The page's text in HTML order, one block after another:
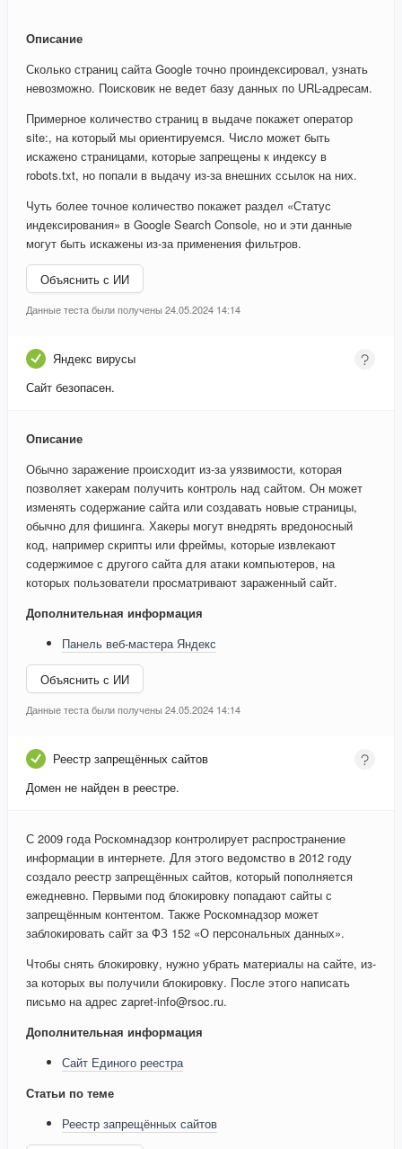
Описание
Сколько страниц сайта Google точно проиндексировал, узнать
невозможно. Поисковик не ведет базу данных по URL-адресам.
Примерное количество страниц в выдаче покажет оператор
site:, на который мы ориентируемся. Число может быть
искажено страницами, которые запрещены к индексу в
robots.txt, но попали в выдачу из-за внешних ссылок на них.
Чуть более точное количество покажет раздел «Статус
индексирования» в Google Search Console, но и эти данные
могут быть искажены из-за применения фильтров.
Объяснить с ИИ
Данные теста были получены 24.05.2024 14:14
Яндекс вирусы
Сайт безопасен.
Описание
Обычно заражение происходит из-за уязвимости, которая
позволяет хакерам получить контроль над сайтом. Он может
изменять содержание сайта или создавать новые страницы,
обычно для фишинга. Хакеры могут внедрять вредоносный
код, например скрипты или фреймы, которые извлекают
содержимое с другого сайта для атаки компьютеров, на
которых пользователи просматривают зараженный сайт.
Дополнительная информация
Панель веб-мастера Яндекс
Объяснить с ИИ
Данные теста были получены 24.05.2024 14:14
Реестр запрещённых сайтов
Домен не найден в реестре.
С 2009 года Роскомнадзор контролирует распространение
информации в интернете. Для этого ведомство в 2012 году
создало реестр запрещённых сайтов, который пополняется
ежедневно. Первыми под блокировку попадают сайты с
запрещённым контентом. Также Роскомнадзор может
заблокировать сайт за ФЗ 152 «О персональных данных».
Чтобы снять блокировку, нужно убрать материалы на сайте, из-
за которых вы получили блокировку. После этого написать
письмо на адрес zapret-info@rsoc.ru.
Дополнительная информация
Сайт Единого реестра
Статьи по теме
Реестр запрещённых сайтов